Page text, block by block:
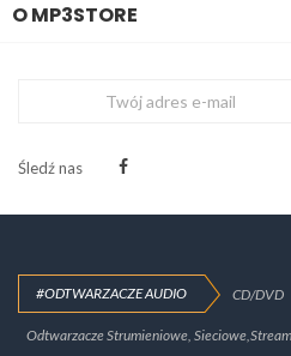
O MP3STORE
Śledź nas
#ODTWARZACZE AUDIO CD/DVD
Odtwarzacze Strumieniowe,